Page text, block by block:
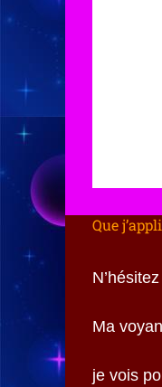
Que
Ma
je vois